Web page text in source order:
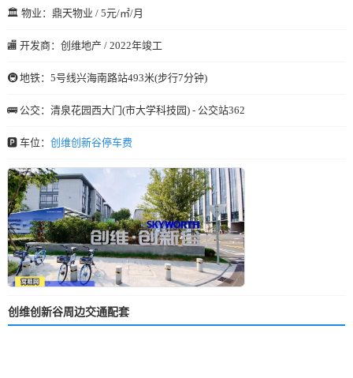
🏛️ 物业：鼎天物业 / 5元/㎡/月
🏬 开发商：创维地产 / 2022年竣工
🚇 地铁：5号线兴海南路站493米(步行7分钟)
🚌 公交：清泉花园西大门(市大学科技园) - 公交站362
🅿️ 车位： 创维创新谷停车费
创维创新谷周边交通配套